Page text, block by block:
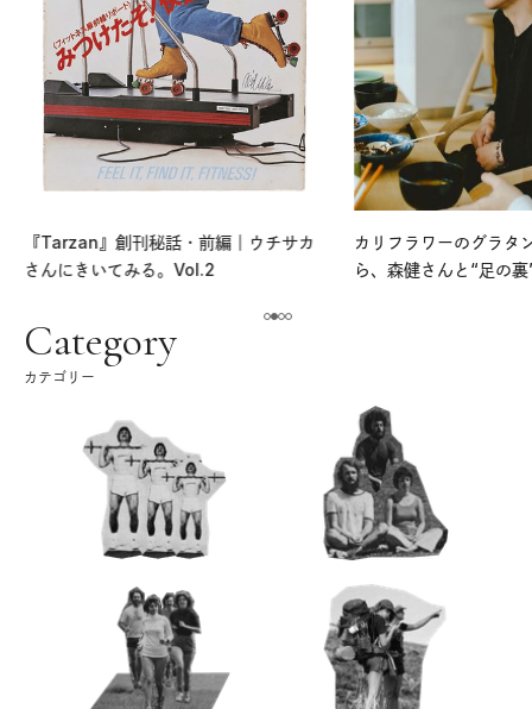
『Tarzan』創刊秘話・前編｜ウチサカ
さんにきいてみる。Vol.2
カリフラワーのグラタ
ら、森健さんと“足の
Category
カテゴリー